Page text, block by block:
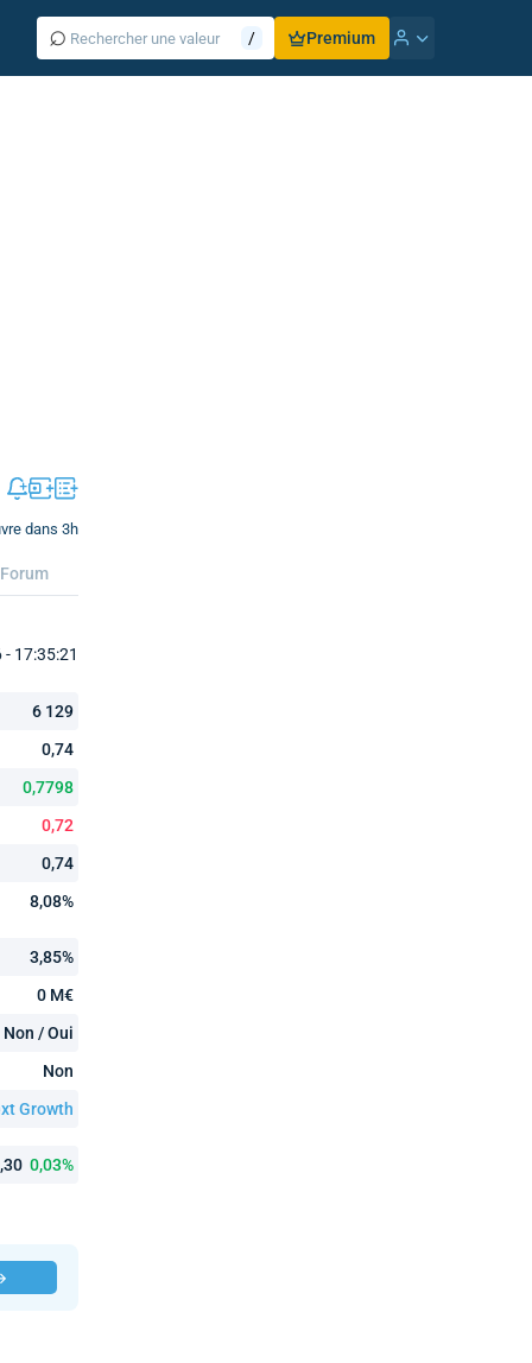
⌕ / Premium
dans 3h
Forum
17:35:21
6 129
0,74
0,7798
0,72
0,74
8,08%
3,85%
0 M€
Non / Oui
Non
Growth
0,03%